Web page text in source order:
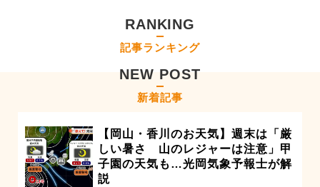
RANKING
記事ランキング
NEW POST
新着記事
【岡山・香川のお天気】週末は「厳
しい暑さ 山のレジャーは注意」甲
子園の天気も…光岡気象予報士が解
説